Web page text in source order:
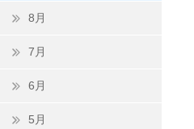
8月
7月
6月
5月